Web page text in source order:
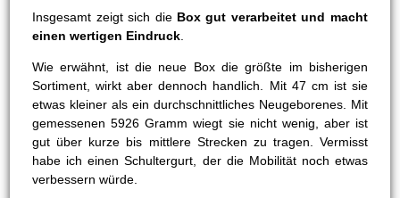
Insgesamt zeigt sich die Box gut verarbeitet und macht
einen wertigen Eindruck
Wie erwähnt, ist die neue Box die größte im bisherigen
Sortiment, wirkt aber dennoch handlich. Mit 47 cm ist sie
etwas kleiner als ein durchschnittliches Neugeborenes. Mit
gemessenen 5926 Gramm wiegt sie nicht wenig, aber ist
gut über kurze bis mittlere Strecken zu tragen. Vermisst
habe ich einen Schultergurt, der die Mobilität noch etwas
verbessern würde.